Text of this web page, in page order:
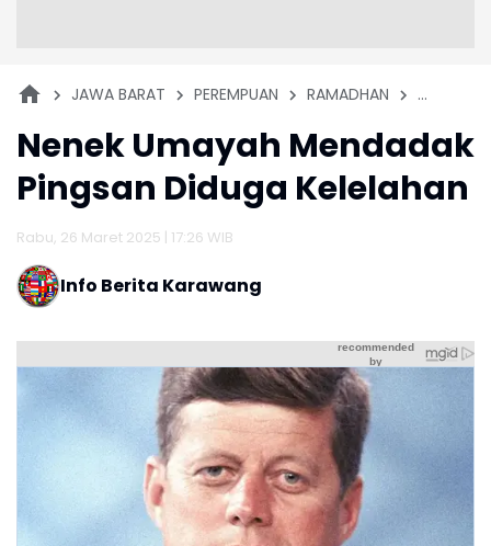
JAWA BARAT PEREMPUAN RAMADHAN
Nenek Umayah Mendadak
Pingsan Diduga Kelelahan
Rabu, 26 Maret 2025 | 17:26 WIB
Info Berita Karawang